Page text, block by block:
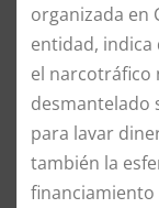
organizada en
entidad, indica
el narcotráfico
desmantelado
para lavar
también la
financiamiento